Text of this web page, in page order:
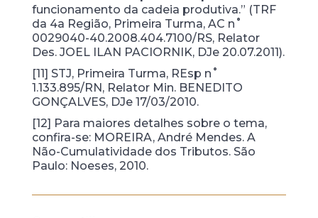
funcionamento da cadeia produtiva.” (TRF
da 4a Região, Primeira Turma, AC n˚
0029040-40.2008.404.7100/RS, Relator
Des. JOEL ILAN PACIORNIK, DJe 20.07.2011).
[11] STJ, Primeira Turma, REsp n˚
1.133.895/RN, Relator Min. BENEDITO
GONÇALVES, DJe 17/03/2010.
[12] Para maiores detalhes sobre o tema,
confira-se: MOREIRA, André Mendes. A
Não-Cumulatividade dos Tributos. São
Paulo: Noeses, 2010.